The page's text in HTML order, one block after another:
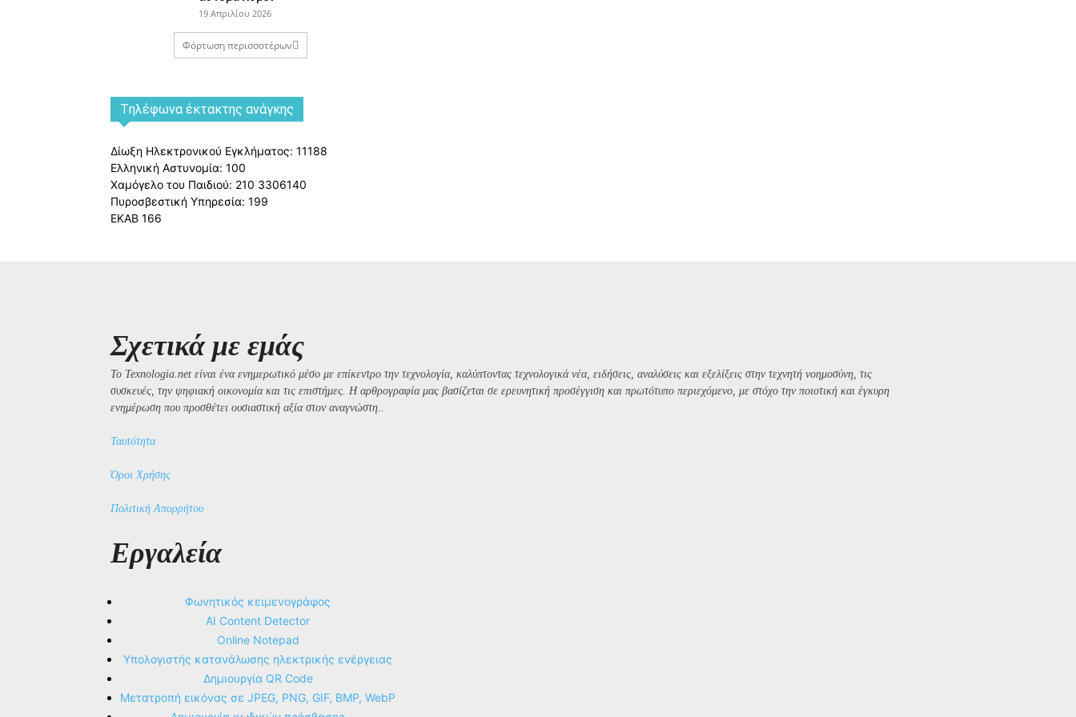
19 Απριλίου 2026
Φόρτωση περισσοτέρων
Tηλέφωνα έκτακτης ανάγκης
Δίωξη Ηλεκτρονικού Εγκλήματος: 11188
Ελληνική Αστυνομία: 100
Χαμόγελο του Παιδιού: 210 3306140
Πυροσβεστική Υπηρεσία: 199
ΕΚΑΒ 166
Σχετικά με εμάς
Το Texnologia.net είναι ένα ενημερωτικό μέσο με επίκεντρο την τεχνολογία, καλύπτοντας τεχνολογικά νέα, ειδήσεις, αναλύσεις και εξελίξεις στην τεχνητή νοημοσύνη, τις
συσκευές, την ψηφιακή οικονομία και τις επιστήμες. Η αρθρογραφία μας βασίζεται σε ερευνητική προσέγγιση και πρωτότυπο περιεχόμενο, με στόχο την ποιοτική και έγκυρη
ενημέρωση που προσθέτει ουσιαστική αξία στον αναγνώστη..
Ταυτότητα
Όροι Χρήσης
Πολιτική Απορρήτου
Εργαλεία
Φωνητικός κειμενογράφος
AI Content Detector
Online Notepad
Υπολογιστής κατανάλωσης ηλεκτρικής ενέργειας
Δημιουργία QR Code
Μετατροπή εικόνας σε JPEG, PNG, GIF, BMP, WebP